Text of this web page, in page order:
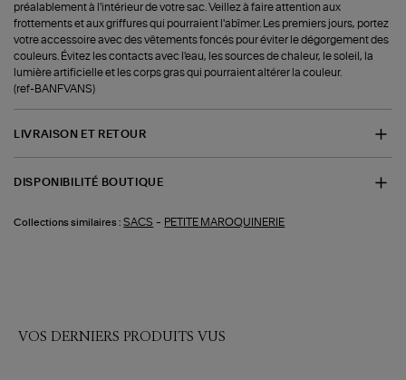
préalablement à l'intérieur de votre sac. Veillez à faire attention aux
frottements et aux griffures qui pourraient l'abîmer. Les premiers jours, portez
votre accessoire avec des vêtements foncés pour éviter le dégorgement des
couleurs. Évitez les contacts avec l'eau, les sources de chaleur, le soleil, la
lumière artificielle et les corps gras qui pourraient altérer la couleur.
(ref-BANFVANS)
LIVRAISON ET RETOUR
DISPONIBILITÉ BOUTIQUE
Collections similaires : SACS - PETITE MAROQUINERIE
VOS DERNIERS PRODUITS VUS